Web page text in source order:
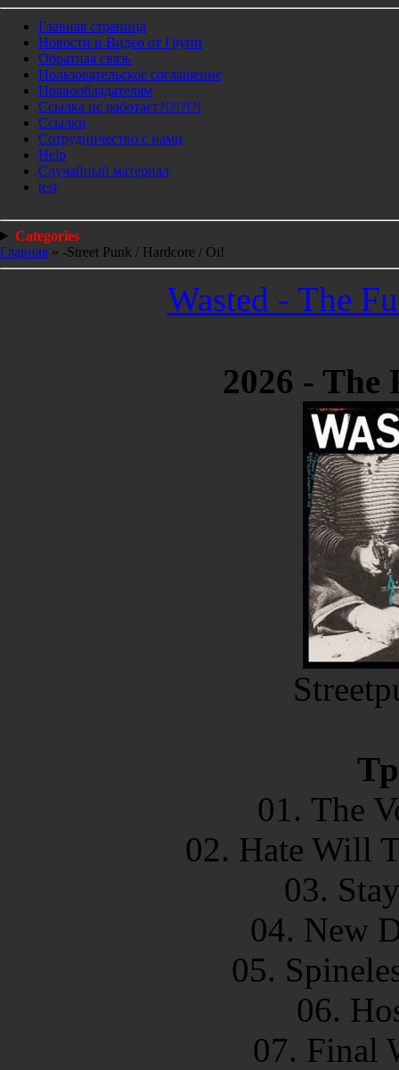
Главная страница
Новости и Видео от Групп
Обратная связь
Пользовательское соглашение
Правообладателям
Ссылка не работает?!?!?!?!
Ссылки
Сотрудничество с нами
Help
Cлучайный материал
test
Categories
Главная » -Street Punk / Hardcore / Oi!
Wasted - The
2026 - The
01. The
02. Hate Will
03.
04. New
05.
06.
07. Final